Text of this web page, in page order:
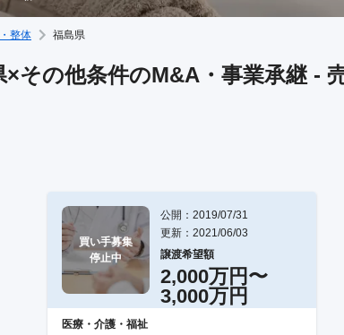
整体 福島県
その他条件のM&A・事業承継 -
買い手募集
停止中
公開：2019/07/31
更新：2021/06/03
譲渡希望額
2,000万円〜
3,000万円
医療・介護・福祉